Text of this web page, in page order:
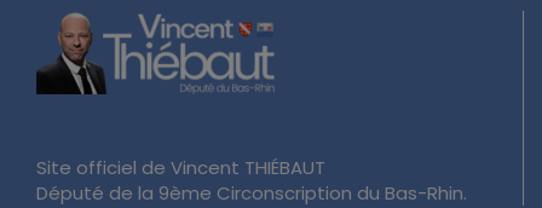
Site officiel de Vincent THIÉBAUT
Député de la 9ème Circonscription du Bas-Rhin.